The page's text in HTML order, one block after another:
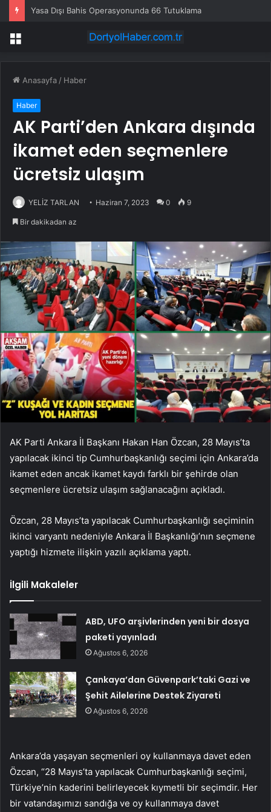
Yasa Dışı Bahis Operasyonunda 66 Tutuklama
Menü
Anasayfa / Haber
Haber
AK Parti’den Ankara dışında
ikamet eden seçmenlere
ücretsiz ulaşım
YELİZ TARLAN Haziran 7, 2023 0 9
Bir dakikadan az
AK Parti Ankara İl Başkanı Hakan Han Özcan, 28 Mayıs’ta
yapılacak ikinci tip Cumhurbaşkanlığı seçimi için Ankara’da
ikamet eden ancak ikamet kaydı farklı bir şehirde olan
seçmenlere ücretsiz ulaşım sağlanacağını açıkladı.
Özcan, 28 Mayıs’ta yapılacak Cumhurbaşkanlığı seçiminin
ikinci varyantı nedeniyle Ankara İl Başkanlığı’nın seçmene
yaptığı hizmete ilişkin yazılı açıklama yaptı.
İlgili Makaleler
ABD, UFO arşivlerinden yeni bir dosya
paketi yayınladı
Ağustos 6, 2026
Çankaya’dan Güvenpark’taki Gazi ve
Şehit Ailelerine Destek Ziyareti
Ağustos 6, 2026
Ankara’da yaşayan seçmenleri oy kullanmaya davet eden
Özcan, “28 Mayıs’ta yapılacak Cumhurbaşkanlığı seçimi,
Türkiye’nin kaderini belirleyecek kıymetli bir seçimdir. Her
bir vatandaşımızı sandığa ve oy kullanmaya davet